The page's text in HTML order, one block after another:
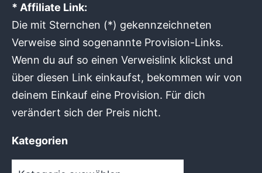
* Affiliate Link:
Die mit Sternchen (*) gekennzeichneten
Verweise sind sogenannte Provision-Links.
Wenn du auf so einen Verweislink klickst und
über diesen Link einkaufst, bekommen wir von
deinem Einkauf eine Provision. Für dich
verändert sich der Preis nicht.
Kategorien
Kategorien